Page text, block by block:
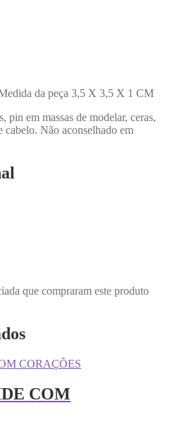
da peça 3,5 X 3,5 X 1 CM
pin em massas de modelar, ceras,
cabelo. Não aconselhado em
que compraram este produto
COM